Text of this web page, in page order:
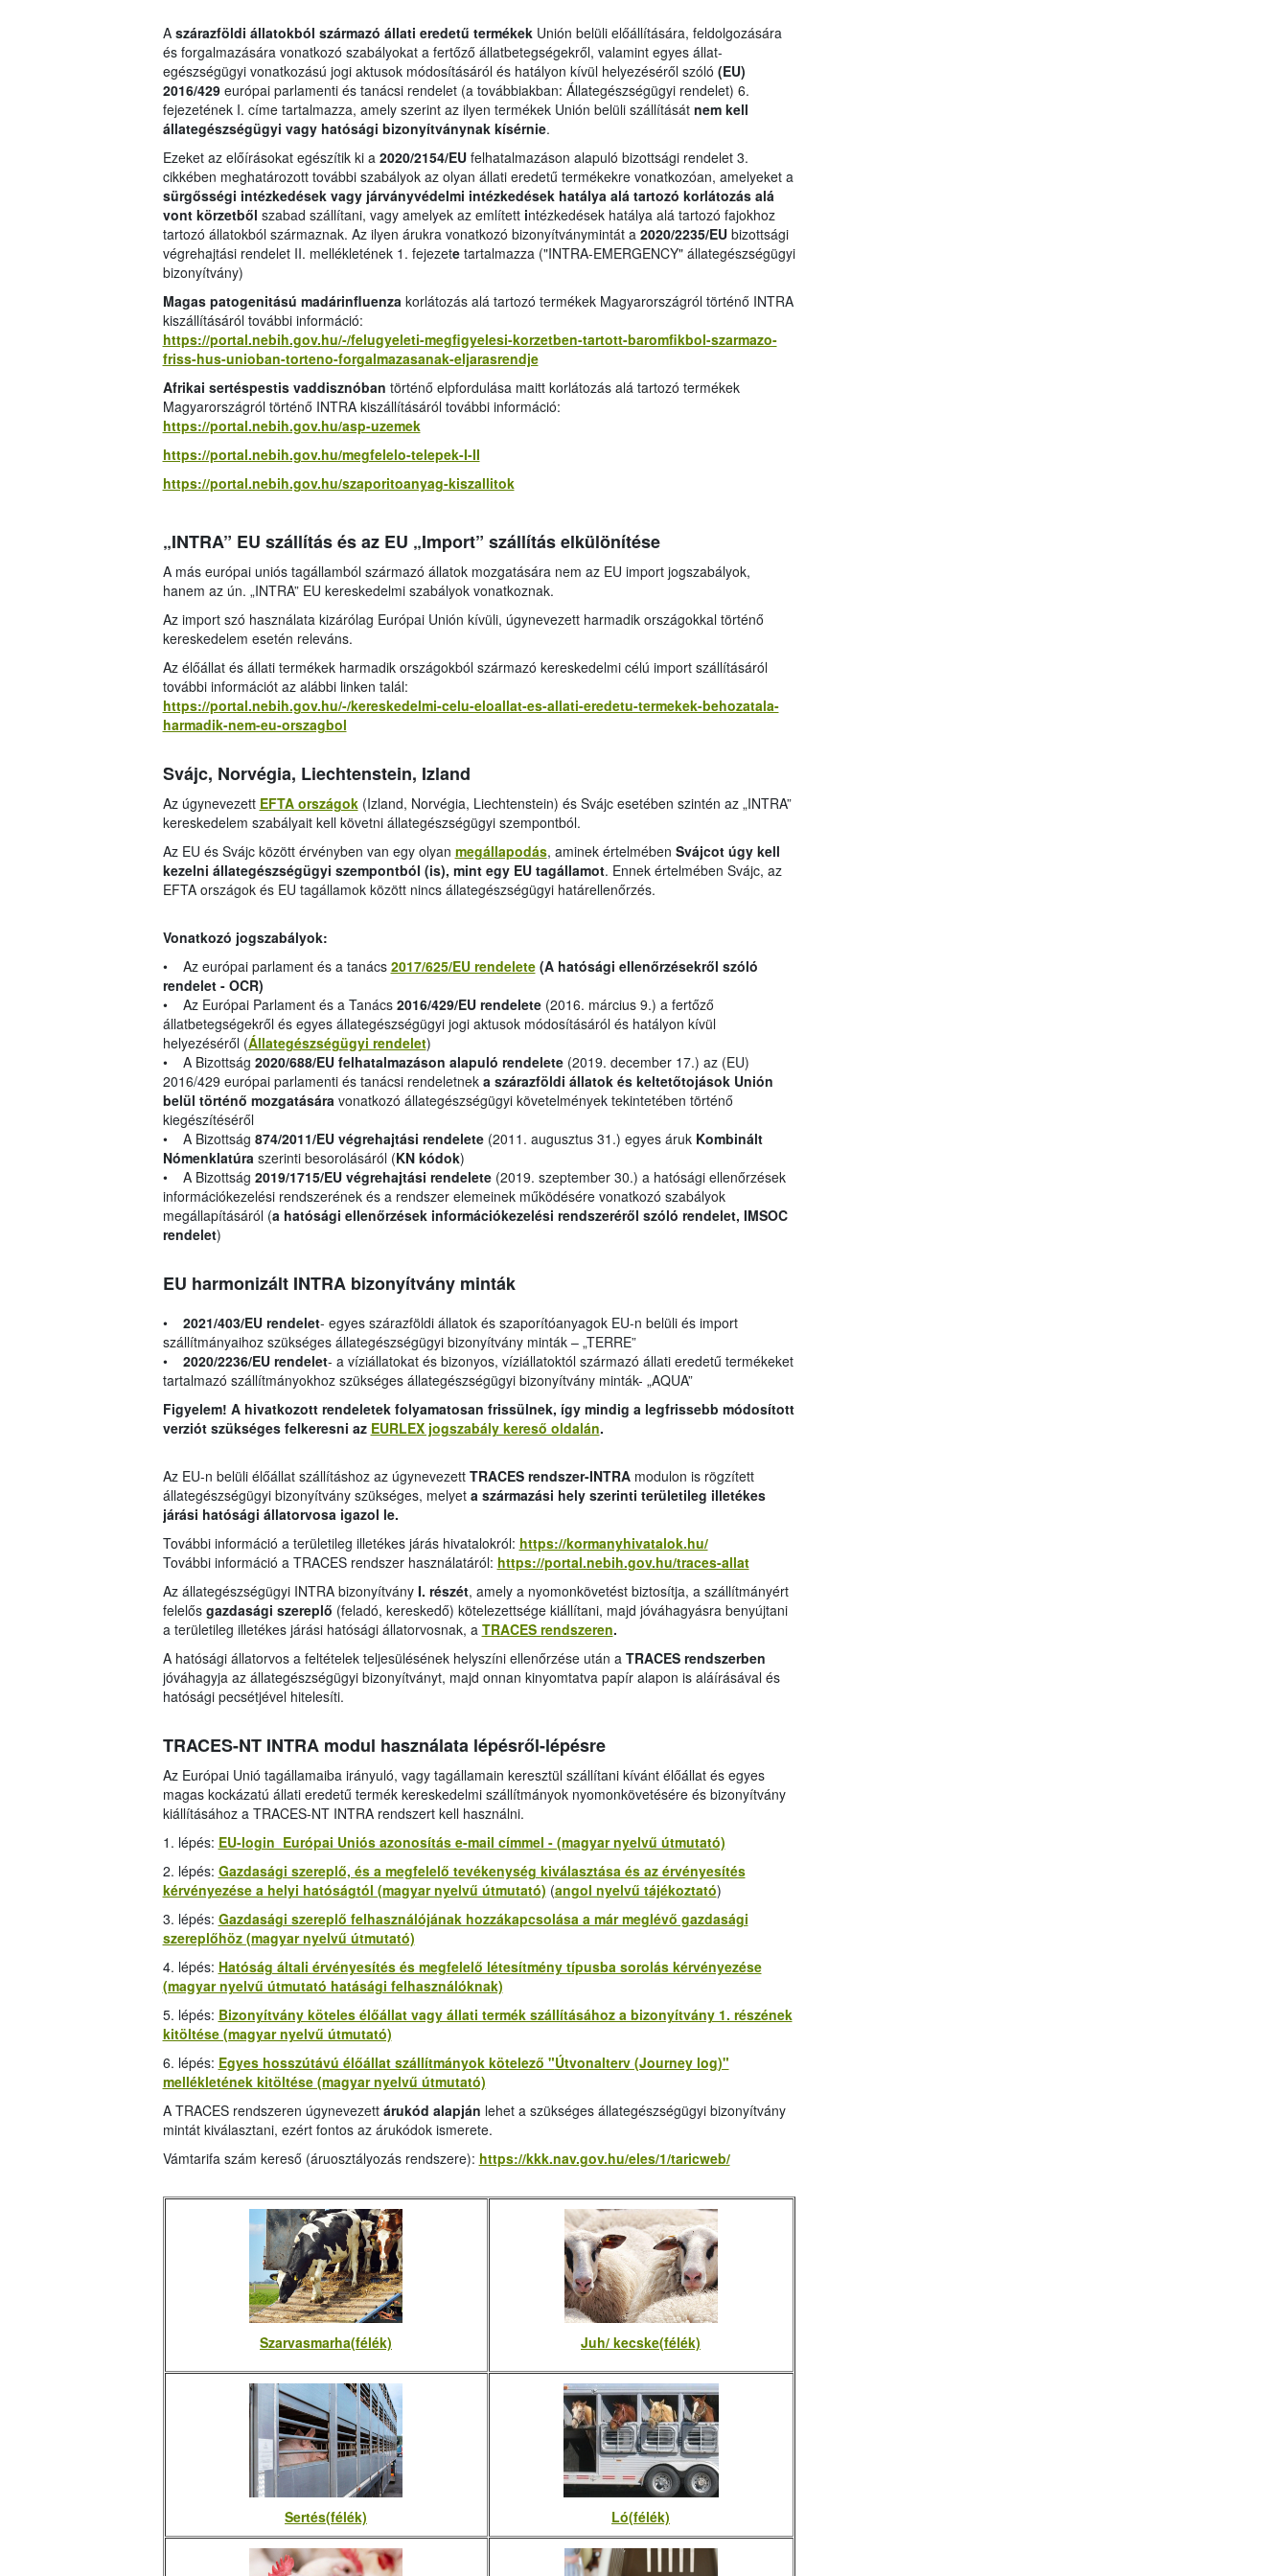
A szárazföldi állatokból származó állati eredetű termékekUnión belüli előállítására, feldolgozására
és forgalmazására vonatkozó szabályokat a fertőző állatbetegségekről, valamint egyes állat-
egészségügyi vonatkozású jogi aktusok módosításáról és hatályon kívül helyezéséről szóló (EU)
2016/429 európai parlamenti és tanácsi rendelet (a továbbiakban: Állategészségügyi rendelet) 6.
fejezetének I. címe tartalmazza, amely szerint az ilyen termékek Unión belüli szállítását nem kell
állategészségügyi vagy hatósági bizonyítványnak kísérnie.
Ezeket az előírásokat egészítik ki a 2020/2154/EU felhatalmazáson alapuló bizottsági rendelet 3.
cikkében meghatározott további szabályok az olyan állati eredetű termékekre vonatkozóan, amelyeket a
sürgősségi intézkedések vagy járványvédelmi intézkedések hatálya alá tartozó korlátozás alá
vont körzetből szabad szállítani, vagy amelyek az említett intézkedések hatálya alá tartozó fajokhoz
tartozó állatokból származnak. Az ilyen árukra vonatkozó bizonyítványmintát a 2020/2235/EU bizottsági
végrehajtási rendelet II. mellékletének 1. fejezetetartalmazza ("INTRA-EMERGENCY" állategészségügyi
bizonyítvány)
Magas patogenitású madárinfluenzakorlátozás alá tartozó termékek Magyarországról történő INTRA
kiszállításáról további információ:
https://portal.nebih.gov.hu/-/felugyeleti-megfigyelesi-korzetben-tartott-baromfikbol-szarmazo-
friss-hus-unioban-torteno-forgalmazasanak-eljarasrendje
Afrikai sertéspestis vaddisznóban történő elpfordulása maitt korlátozás alá tartozó termékek
Magyarországról történő INTRA kiszállításáról további információ:
https://portal.nebih.gov.hu/asp-uzemek
https://portal.nebih.gov.hu/megfelelo-telepek-I-II
https://portal.nebih.gov.hu/szaporitoanyag-kiszallitok
„INTRA” EU szállítás és az EU „Import” szállítás elkülönítése
A más európai uniós tagállamból származó állatok mozgatására nem az EU import jogszabályok,
hanem az ún. „INTRA” EU kereskedelmi szabályok vonatkoznak.
Az import szó használata kizárólag Európai Unión kívüli, úgynevezett harmadik országokkal történő
kereskedelem esetén releváns.
Az élőállat és állati termékek harmadik országokból származó kereskedelmi célú import szállításáról
további információt az alábbi linken talál:
https://portal.nebih.gov.hu/-/kereskedelmi-celu-eloallat-es-allati-eredetu-termekek-behozatala-
harmadik-nem-eu-orszagbol
Svájc, Norvégia, Liechtenstein, Izland
Az úgynevezett EFTA országok(Izland, Norvégia, Liechtenstein) és Svájc esetében szintén az „INTRA”
kereskedelem szabályait kell követni állategészségügyi szempontból.
Az EU és Svájc között érvényben van egy olyan megállapodás, aminek értelmében Svájcot úgy kell
kezelni állategészségügyi szempontból (is), mint egy EU tagállamot. Ennek értelmében Svájc, az
EFTA országok és EU tagállamok között nincs állategészségügyi határellenőrzés.
Vonatkozó jogszabályok:
• Az európai parlament és a tanács 2017/625/EU rendelete(A hatósági ellenőrzésekről szóló
rendelet - OCR)
• Az Európai Parlament és a Tanács 2016/429/EU rendelete(2016. március 9.) a fertőző
állatbetegségekről és egyes állategészségügyi jogi aktusok módosításáról és hatályon kívül
helyezéséről (Állategészségügyi rendelet)
• A Bizottság 2020/688/EU felhatalmazáson alapuló rendelete(2019. december 17.) az (EU)
2016/429 európai parlamenti és tanácsi rendeletnek a szárazföldi állatok és keltetőtojások Unión
belül történő mozgatásáravonatkozó állategészségügyi követelmények tekintetében történő
kiegészítéséről
• A Bizottság 874/2011/EU végrehajtási rendelete (2011. augusztus 31.) egyes áruk Kombinált
Nómenklatúraszerinti besorolásáról (KN kódok)
• A Bizottság 2019/1715/EU végrehajtási rendelete(2019. szeptember 30.) a hatósági ellenőrzések
információkezelési rendszerének és a rendszer elemeinek működésére vonatkozó szabályok
megállapításáról (a hatósági ellenőrzések információkezelési rendszeréről szóló rendelet, IMSOC
rendelet)
EU harmonizált INTRA bizonyítvány minták
• 2021/403/EU rendelet- egyes szárazföldi állatok és szaporítóanyagok EU-n belüli és import
szállítmányaihoz szükséges állategészségügyi bizonyítvány minták – „TERRE”
• 2020/2236/EU rendelet- a víziállatokat és bizonyos, víziállatoktól származó állati eredetű termékeket
tartalmazó szállítmányokhoz szükséges állategészségügyi bizonyítvány minták- „AQUA”
Figyelem! A hivatkozott rendeletek folyamatosan frissülnek, így mindig a legfrissebb módosított
verziót szükséges felkeresni az EURLEX jogszabály kereső oldalán.
Az EU-n belüli élőállat szállításhoz az úgynevezett TRACES rendszer-INTRAmodulon is rögzített
állategészségügyi bizonyítvány szükséges, melyet a származási hely szerinti területileg illetékes
járási hatósági állatorvosa igazol le.
További információ a területileg illetékes járás hivatalokról: https://kormanyhivatalok.hu/
További információ a TRACES rendszer használatáról: https://portal.nebih.gov.hu/traces-allat
Az állategészségügyi INTRA bizonyítvány I. részét, amely a nyomonkövetést biztosítja, a szállítmányért
felelős gazdasági szereplő (feladó, kereskedő) kötelezettsége kiállítani, majd jóváhagyásra benyújtani
a területileg illetékes járási hatósági állatorvosnak, a TRACES rendszeren.
A hatósági állatorvos a feltételek teljesülésének helyszíni ellenőrzése után a TRACES rendszerben
jóváhagyja az állategészségügyi bizonyítványt, majd onnan kinyomtatva papír alapon is aláírásával és
hatósági pecsétjével hitelesíti.
TRACES-NT INTRA modul használata lépésről-lépésre
Az Európai Unió tagállamaiba irányuló, vagy tagállamain keresztül szállítani kívánt élőállat és egyes
magas kockázatú állati eredetű termék kereskedelmi szállítmányok nyomonkövetésére és bizonyítvány
kiállításához a TRACES-NT INTRA rendszert kell használni.
1. lépés: EU-login Európai Uniós azonosítás e-mail címmel - (magyar nyelvű útmutató)
2. lépés: Gazdasági szereplő, és a megfelelő tevékenység kiválasztása és az érvényesítés
kérvényezése a helyi hatóságtól (magyar nyelvű útmutató) (angol nyelvű tájékoztató)
3. lépés: Gazdasági szereplő felhasználójának hozzákapcsolása a már meglévő gazdasági
szereplőhöz (magyar nyelvű útmutató)
4. lépés: Hatóság általi érvényesítés és megfelelő létesítmény típusba sorolás kérvényezése
(magyar nyelvű útmutató hatásági felhasználóknak)
5. lépés: Bizonyítvány köteles élőállat vagy állati termék szállításához a bizonyítvány 1. részének
kitöltése (magyar nyelvű útmutató)
6. lépés: Egyes hosszútávú élőállat szállítmányok kötelező "Útvonalterv (Journey log)"
mellékletének kitöltése (magyar nyelvű útmutató)
A TRACES rendszeren úgynevezett árukód alapján lehet a szükséges állategészségügyi bizonyítvány
mintát kiválasztani, ezért fontos az árukódok ismerete.
Vámtarifa szám kereső (áruosztályozás rendszere): https://kkk.nav.gov.hu/eles/1/taricweb/
Szarvasmarha(félék) Juh/ kecske(félék)
Sertés(félék) Ló(félék)